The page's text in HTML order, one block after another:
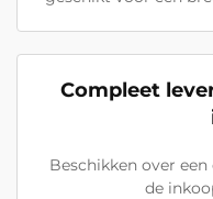
Compleet
Beschikken over
de